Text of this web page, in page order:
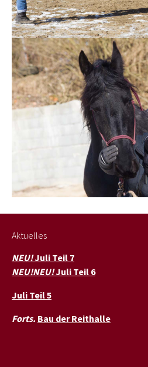
Show larger version
Aktuelles
NEU!Juli Teil 7
NEU!NEU!Juli Teil 6
Juli Teil 5
Forts. Bau der Reithalle